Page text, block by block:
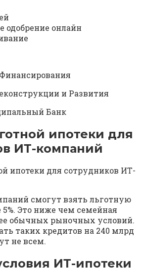
одобрение онлайн
и Развития
Банк
ипотеки для
ИТ-компаний
смогут взять льготную
5%. Это ниже чем семейная
обычных рыночных условий.
таких кредитов на 240 млрд
не всем.
ИТ-ипотеки